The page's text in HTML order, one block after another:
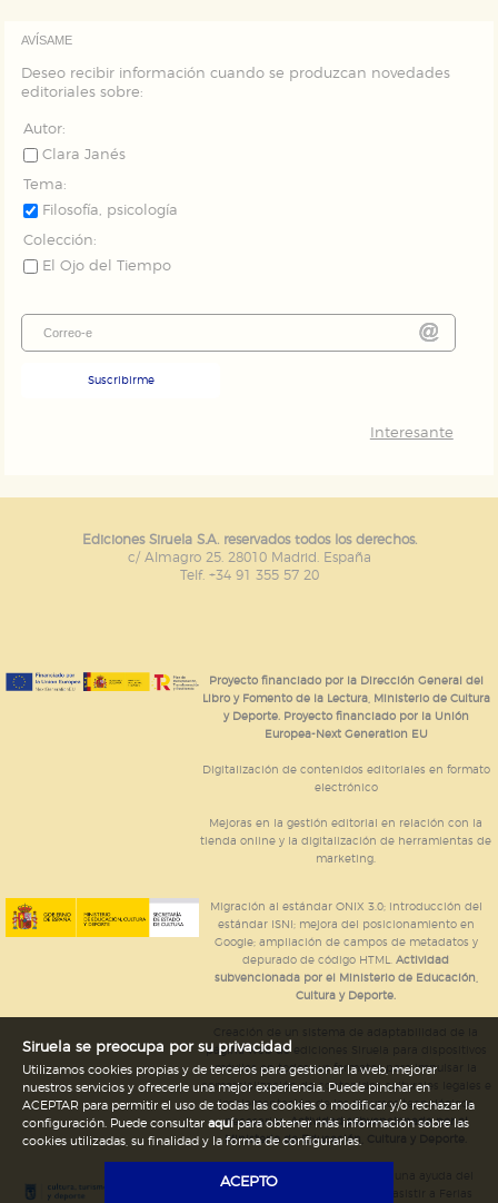
AVÍSAME
Deseo recibir información cuando se produzcan novedades
editoriales sobre:
Autor:
Clara Janés
Tema:
Filosofía, psicología
Colección:
El Ojo del Tiempo
Suscribirme
Interesante
Ediciones Siruela S.A. reservados todos los derechos.
c/ Almagro 25. 28010 Madrid. España
Telf. +34 91 355 57 20
Proyecto financiado por la Dirección General del
Libro y Fomento de la Lectura, Ministerio de Cultura
y Deporte. Proyecto financiado por la Unión
Europea-Next Generation EU
Digitalización de contenidos editoriales en formato
electrónico
Mejoras en la gestión editorial en relación con la
tienda online y la digitalización de herramientas de
marketing.
Migración al estándar ONIX 3.0; introducción del
estándar ISNI; mejora del posicionamiento en
Google; ampliación de campos de metadatos y
depurado de código HTML.Actividad
subvencionada por el Ministerio de Educación,
Cultura y Deporte.
página web de ediciones Siruela para dispositivos
móviles en todos sus formatos para impulsar la
comercialización de contenidos culturales legales e
implementación de los recursos tecnológicos
necesarios.Actividad subvencionada por el
Ministerio de Educación, Cultura y Deporte.
Ediciones Siruela ha percibido una ayuda del
Siruela se preocupa por su privacidad
Utilizamos cookies propias y de terceros para gestionar la web, mejorar
nuestros servicios y ofrecerle una mejor experiencia. Puede pinchar en
ACEPTAR para permitir el uso de todas las cookies o modificar y/o rechazar la
configuración. Puede consultar aquípara obtener más información sobre las
cookies utilizadas, su finalidad y la forma de configurarlas.
ACEPTO